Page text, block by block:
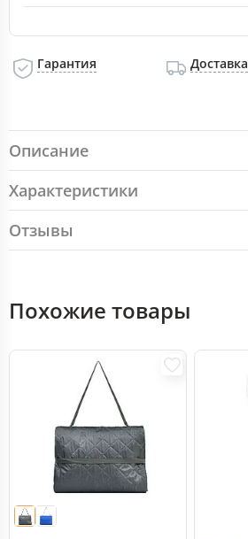
Гарантия Доставка
Описание
Характеристики
Отзывы
Похожие товары